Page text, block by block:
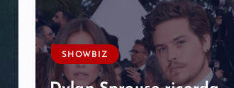
SHOWBIZ